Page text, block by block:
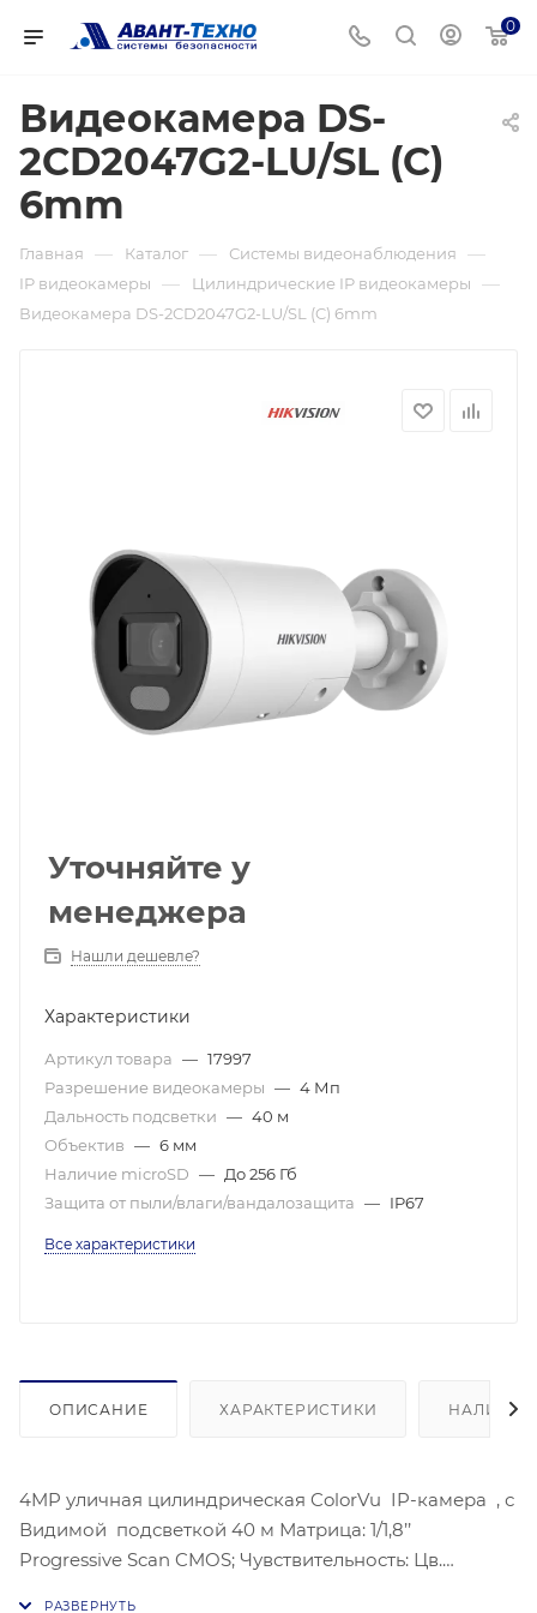
0
Видеокамера DS-
2CD2047G2-LU/SL (C)
6mm
Главная — Каталог — Системы видеонаблюдения —
IP видеокамеры — Цилиндрические IP видеокамеры —
Видеокамера DS-2CD2047G2-LU/SL (C) 6mm
Уточняйте у
менеджера
Нашли дешевле?
Характеристики
Артикул товара — 17997
Разрешение видеокамеры — 4 Мп
Дальность подсветки — 40 м
Объектив — 6 мм
Наличие microSD — До 256 Гб
Защита от пыли/влаги/вандалозащита — IP67
Все характеристики
ОПИСАНИЕ ХАРАКТЕРИСТИКИ НАЛИЧИЕ
4MP уличная цилиндрическая ColorVu IP-камера , с
Видимой подсветкой 40 м Матрица: 1/1,8’’
Progressive Scan CMOS; Чувствительность: Цв.